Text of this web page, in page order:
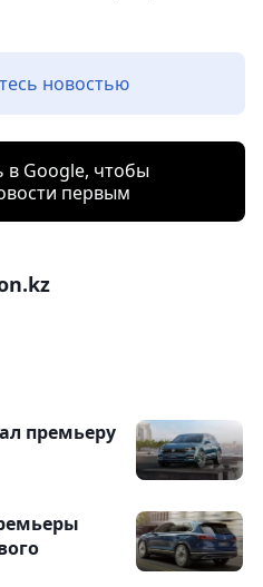
новостью
в Google, чтобы
первым
премьеру